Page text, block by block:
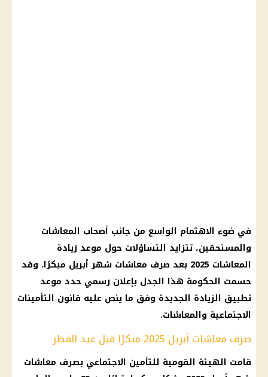
في ضوء الاهتمام الواسع من جانب أصحاب المعاشات
والمستحقين، تتزايد التساؤلات حول موعد زيادة
المعاشات 2025 بعد صرف معاشات شهر أبريل مبكرًا. وقد
حسمت الحكومة هذا الجدل بإعلان رسمي حدد موعد
تطبيق الزيادة الجديدة وفق ما ينص عليه قانون التأمينات
الاجتماعية والمعاشات.
صرف معاشات أبريل 2025 مبكرًا قبل عيد الفطر
قامت الهيئة القومية للتأمين الاجتماعي بصرف معاشات